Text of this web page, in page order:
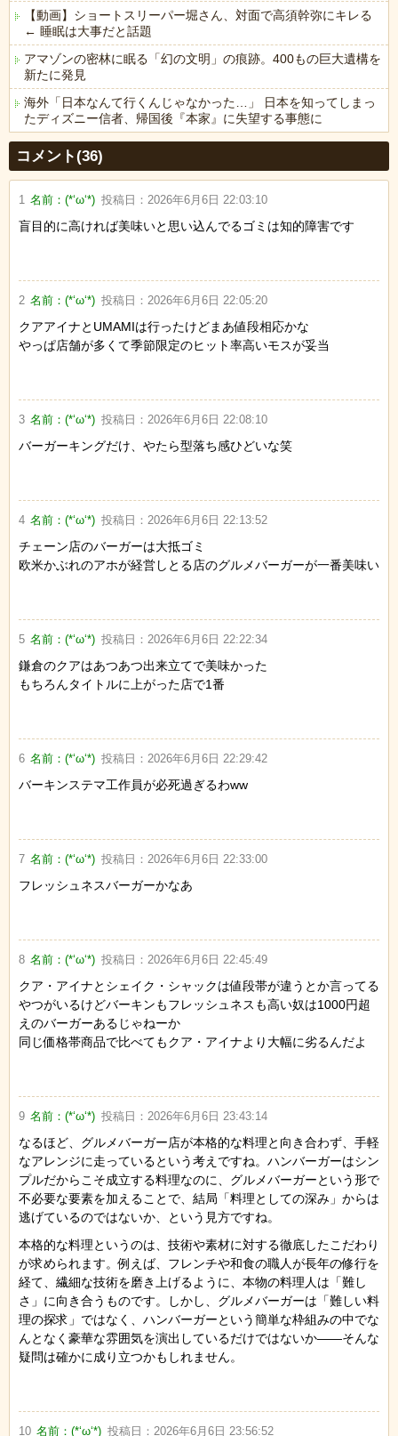
【動画】ショートスリーパー堀さん、対面で高須幹弥にキレる
← 睡眠は大事だと話題
アマゾンの密林に眠る「幻の文明」の痕跡。400もの巨大遺構を
新たに発見
海外「日本なんて行くんじゃなかった…」 日本を知ってしまっ
たディズニー信者、帰国後『本家』に失望する事態に
Powered by livedoor 相互RSS
コメント(36)
1 名前：(*‘ω‘*) 投稿日： 2026年6月6日 22:03:10
盲目的に高ければ美味いと思い込んでるゴミは知的障害です
2 名前：(*‘ω‘*) 投稿日： 2026年6月6日 22:05:20
クアアイナとUMAMIは行ったけどまあ値段相応かな
やっぱ店舗が多くて季節限定のヒット率高いモスが妥当
3 名前：(*‘ω‘*) 投稿日： 2026年6月6日 22:08:10
バーガーキングだけ、やたら型落ち感ひどいな笑
4 名前：(*‘ω‘*) 投稿日： 2026年6月6日 22:13:52
チェーン店のバーガーは大抵ゴミ
欧米かぶれのアホが経営しとる店のグルメバーガーが一番美味い
5 名前：(*‘ω‘*) 投稿日： 2026年6月6日 22:22:34
鎌倉のクアはあつあつ出来立てで美味かった
もちろんタイトルに上がった店で1番
6 名前：(*‘ω‘*) 投稿日： 2026年6月6日 22:29:42
バーキンステマ工作員が必死過ぎるわww
7 名前：(*‘ω‘*) 投稿日： 2026年6月6日 22:33:00
フレッシュネスバーガーかなあ
8 名前：(*‘ω‘*) 投稿日： 2026年6月6日 22:45:49
クア・アイナとシェイク・シャックは値段帯が違うとか言ってる
やつがいるけどバーキンもフレッシュネスも高い奴は1000円超
えのバーガーあるじゃねーか
同じ価格帯商品で比べてもクア・アイナより大幅に劣るんだよ
9 名前：(*‘ω‘*) 投稿日： 2026年6月6日 23:43:14
なるほど、グルメバーガー店が本格的な料理と向き合わず、手軽
なアレンジに走っているという考えですね。ハンバーガーはシン
プルだからこそ成立する料理なのに、グルメバーガーという形で
不必要な要素を加えることで、結局「料理としての深み」からは
逃げているのではないか、という見方ですね。
本格的な料理というのは、技術や素材に対する徹底したこだわり
が求められます。例えば、フレンチや和食の職人が長年の修行を
経て、繊細な技術を磨き上げるように、本物の料理人は「難し
さ」に向き合うものです。しかし、グルメバーガーは「難しい料
理の探求」ではなく、ハンバーガーという簡単な枠組みの中でな
んとなく豪華な雰囲気を演出しているだけではないか——そんな
疑問は確かに成り立つかもしれません。
10 名前：(*‘ω‘*) 投稿日： 2026年6月6日 23:56:52